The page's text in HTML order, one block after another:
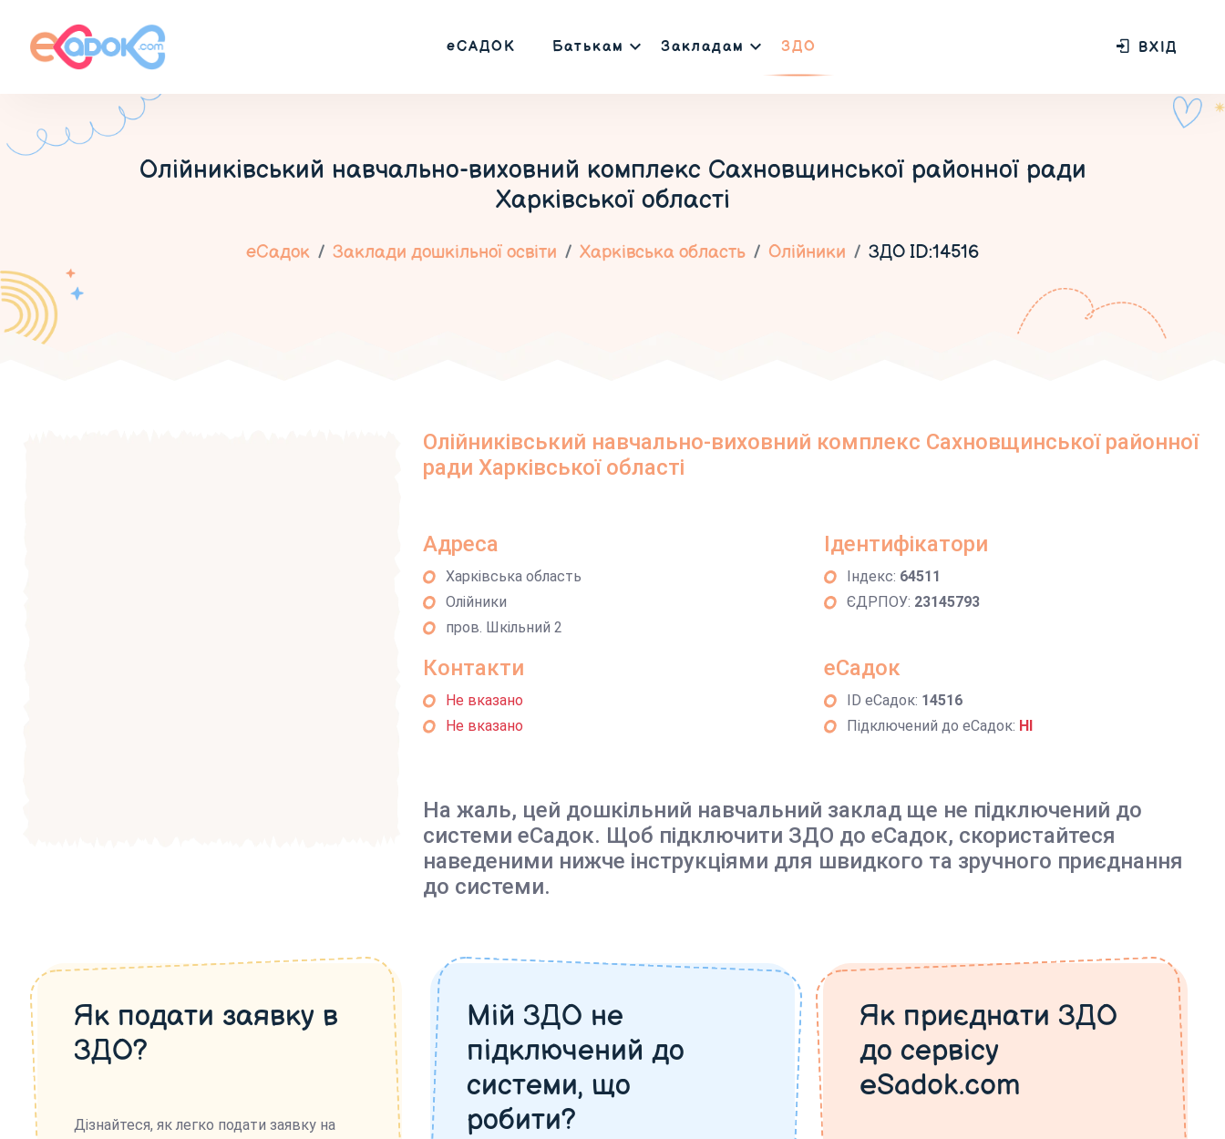
еСАДОК Батькам Закладам ЗДО ВХІД
Олійниківський навчально-виховний комплекс Сахновщинської районної ради
Харківської області
еСадок Заклади дошкільної освіти Харківська область Олійники ЗДО ID:14516
Олійниківський навчально-виховний комплекс Сахновщинської районної
ради Харківської області
Адреса
Харківська область
Олійники
пров. Шкільний 2
Ідентифікатори
Індекс: 64511
ЄДРПОУ: 23145793
Контакти
Не вказано
Не вказано
еСадок
ID еСадок: 14516
Підключений до еСадок: НІ
На жаль, цей дошкільний навчальний заклад ще не підключений до
системи еСадок. Щоб підключити ЗДО до еСадок, скористайтеся
наведеними нижче інструкціями для швидкого та зручного приєднання
до системи.
Як подати заявку в
ЗДО?
Дізнайтеся, як легко подати заявку на
Мій ЗДО не
підключений до
системи, що
робити?
Як приєднати ЗДО
до сервісу
eSadok.com